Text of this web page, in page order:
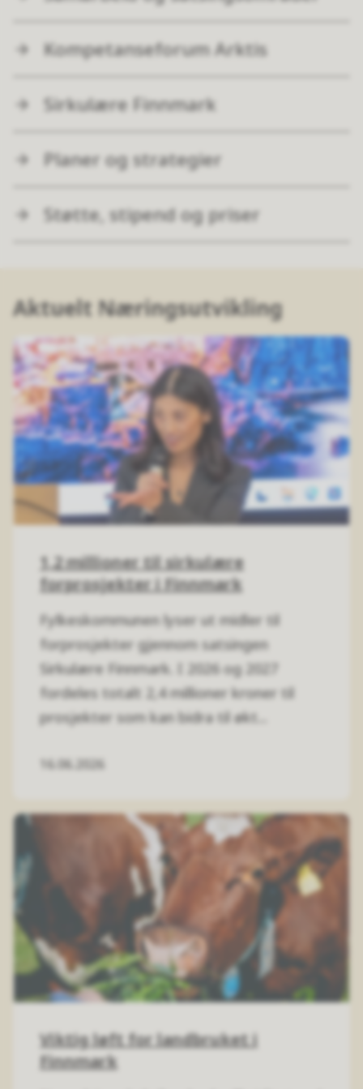
Kompetanseforum Arktis
Sirkulære Finnmark
Planer og strategier
Støtte, stipend og priser
Aktuelt Næringsutvikling
16.06.2026
1,2 millioner til sirkulære
forprosjekter i Finnmark
Fylkeskommunen lyser ut midler til
forprosjekter gjennom satsingen
Sirkulære Finnmark. I 2026 og 2027
fordeles totalt 2,4 millioner kroner til
prosjekter som kan bidra til økt...
Viktig løft for landbruket i
Finnmark